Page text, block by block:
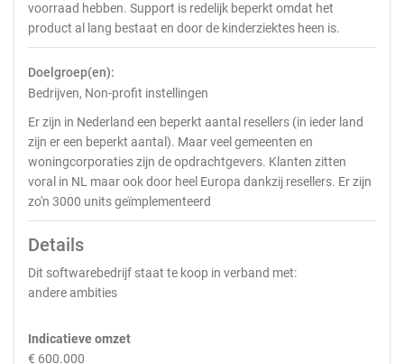
voorraad hebben. Support is redelijk beperkt omdat het
product al lang bestaat en door de kinderziektes heen is.
Doelgroep(en):
Bedrijven, Non-profit instellingen
Er zijn in Nederland een beperkt aantal resellers (in ieder land
zijn er een beperkt aantal). Maar veel gemeenten en
woningcorporaties zijn de opdrachtgevers. Klanten zitten
voral in NL maar ook door heel Europa dankzij resellers. Er zijn
zo'n 3000 units geïmplementeerd
Details
Dit softwarebedrijf staat te koop in verband met:
andere ambities
Indicatieve omzet
€ 600.000